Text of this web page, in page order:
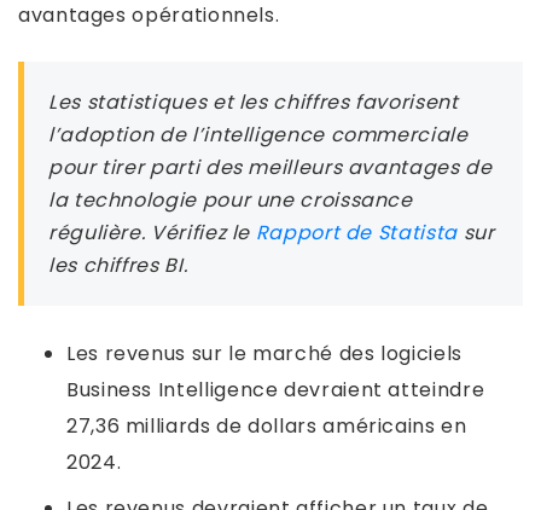
avantages opérationnels.
Les statistiques et les chiffres favorisent
l’adoption de l’intelligence commerciale
pour tirer parti des meilleurs avantages de
la technologie pour une croissance
régulière. Vérifiez le Rapport de Statistasur
les chiffres BI.
Les revenus sur le marché des logiciels
Business Intelligence devraient atteindre
27,36 milliards de dollars américains en
2024.